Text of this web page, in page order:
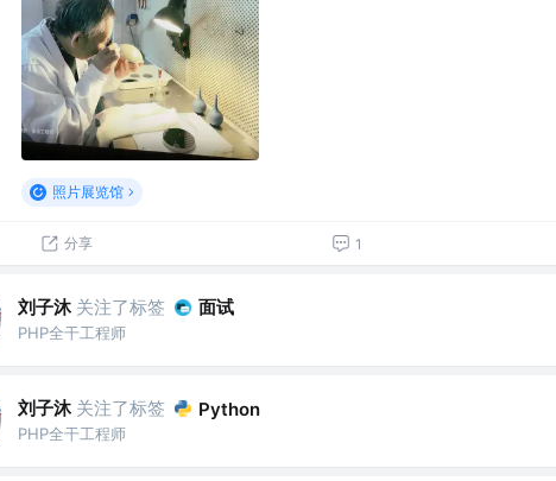
照片展览馆
分享 1
刘子沐 关注了标签 面试
PHP全干工程师
刘子沐 关注了标签 Python
PHP全干工程师